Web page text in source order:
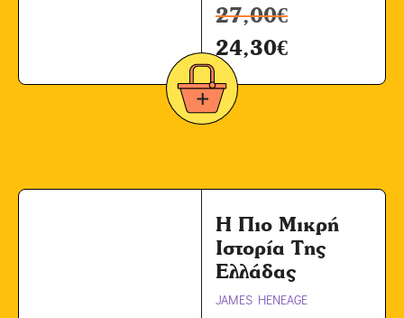
27,00€
24,30€
Η Πιο Μικρή
Ιστορία Της
Ελλάδας
JAMES HENEAGE